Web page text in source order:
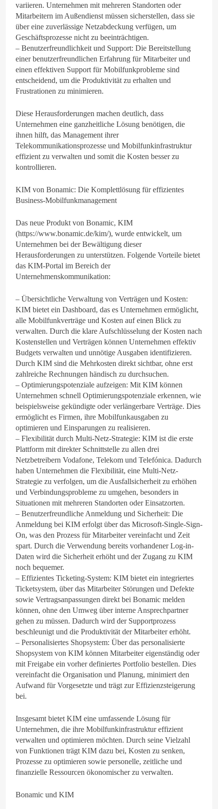
variieren. Unternehmen mit mehreren Standorten oder
Mitarbeitern im Außendienst müssen sicherstellen, dass sie
über eine zuverlässige Netzabdeckung verfügen, um
Geschäftsprozesse nicht zu beeinträchtigen.
– Benutzerfreundlichkeit und Support: Die Bereitstellung
einer benutzerfreundlichen Erfahrung für Mitarbeiter und
einen effektiven Support für Mobilfunkprobleme sind
entscheidend, um die Produktivität zu erhalten und
Frustrationen zu minimieren.
Diese Herausforderungen machen deutlich, dass
Unternehmen eine ganzheitliche Lösung benötigen, die
ihnen hilft, das Management ihrer
Telekommunikationsprozesse und Mobilfunkinfrastruktur
effizient zu verwalten und somit die Kosten besser zu
kontrollieren.
KIM von Bonamic: Die Komplettlösung für effizientes
Business-Mobilfunkmanagement
Das neue Produkt von Bonamic, KIM
(https://www.bonamic.de/kim/), wurde entwickelt, um
Unternehmen bei der Bewältigung dieser
Herausforderungen zu unterstützen. Folgende Vorteile bietet
das KIM-Portal im Bereich der
Unternehmenskommunikation:
– Übersichtliche Verwaltung von Verträgen und Kosten:
KIM bietet ein Dashboard, das es Unternehmen ermöglicht,
alle Mobilfunkverträge und Kosten auf einen Blick zu
verwalten. Durch die klare Aufschlüsselung der Kosten nach
Kostenstellen und Verträgen können Unternehmen effektiv
Budgets verwalten und unnötige Ausgaben identifizieren.
Durch KIM sind die Mehrkosten direkt sichtbar, ohne erst
zahlreiche Rechnungen händisch zu durchsuchen.
– Optimierungspotenziale aufzeigen: Mit KIM können
Unternehmen schnell Optimierungspotenziale erkennen, wie
beispielsweise gekündigte oder verlängerbare Verträge. Dies
ermöglicht es Firmen, ihre Mobilfunkausgaben zu
optimieren und Einsparungen zu realisieren.
– Flexibilität durch Multi-Netz-Strategie: KIM ist die erste
Plattform mit direkter Schnittstelle zu allen drei
Netzbetreibern Vodafone, Telekom und Telefónica. Dadurch
haben Unternehmen die Flexibilität, eine Multi-Netz-
Strategie zu verfolgen, um die Ausfallsicherheit zu erhöhen
und Verbindungsprobleme zu umgehen, besonders in
Situationen mit mehreren Standorten oder Einsatzorten.
– Benutzerfreundliche Anmeldung und Sicherheit: Die
Anmeldung bei KIM erfolgt über das Microsoft-Single-Sign-
On, was den Prozess für Mitarbeiter vereinfacht und Zeit
spart. Durch die Verwendung bereits vorhandener Log-in-
Daten wird die Sicherheit erhöht und der Zugang zu KIM
noch bequemer.
– Effizientes Ticketing-System: KIM bietet ein integriertes
Ticketsystem, über das Mitarbeiter Störungen und Defekte
sowie Vertragsanpassungen direkt bei Bonamic melden
können, ohne den Umweg über interne Ansprechpartner
gehen zu müssen. Dadurch wird der Supportprozess
beschleunigt und die Produktivität der Mitarbeiter erhöht.
– Personalisiertes Shopsystem: Über das personalisierte
Shopsystem von KIM können Mitarbeiter eigenständig oder
mit Freigabe ein vorher definiertes Portfolio bestellen. Dies
vereinfacht die Organisation und Planung, minimiert den
Aufwand für Vorgesetzte und trägt zur Effizienzsteigerung
bei.
Insgesamt bietet KIM eine umfassende Lösung für
Unternehmen, die ihre Mobilfunkinfrastruktur effizient
verwalten und optimieren möchten. Durch seine Vielzahl
von Funktionen trägt KIM dazu bei, Kosten zu senken,
Prozesse zu optimieren sowie personelle, zeitliche und
finanzielle Ressourcen ökonomischer zu verwalten.
Bonamic und KIM